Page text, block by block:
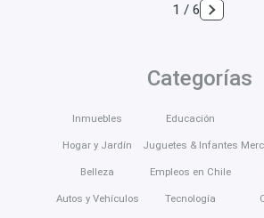
1 / 6
Categorías
Inmuebles
Hogar y Jardín
Belleza
Autos y Vehículos
Educación
Juguetes & Infantes
Empleos en Chile
Tecnología